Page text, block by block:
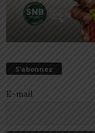
S’abonnez
E-mail